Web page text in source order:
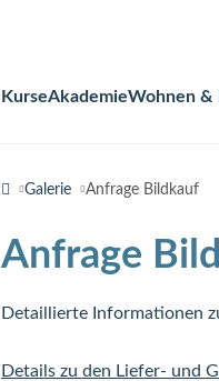
Navigation
KurseAkademieWohnen &
Galerie Anfrage Bildkauf
Anfrage
Detaillierte Informationen
Details zu den Liefer- und